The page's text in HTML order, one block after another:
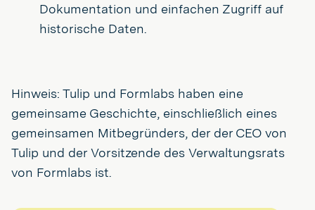
Dokumentation und einfachen Zugriff auf
historische Daten.
Hinweis: Tulip und Formlabs haben eine
gemeinsame Geschichte, einschließlich eines
gemeinsamen Mitbegründers, der der CEO von
Tulip und der Vorsitzende des Verwaltungsrats
von Formlabs ist.